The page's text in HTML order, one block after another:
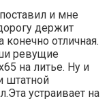
и мне
держит
отличная.
ревущие
на литье. Ну и
штатной
устраивает на